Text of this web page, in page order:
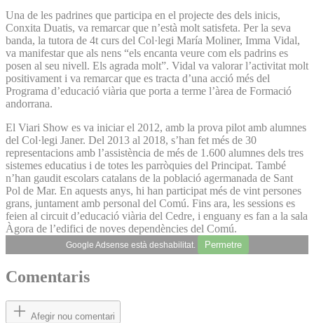
Una de les padrines que participa en el projecte des dels inicis,
Conxita Duatis, va remarcar que n’està molt satisfeta. Per la seva
banda, la tutora de 4t curs del Col·legi María Moliner, Imma Vidal,
va manifestar que als nens “els encanta veure com els padrins es
posen al seu nivell. Els agrada molt”. Vidal va valorar l’activitat molt
positivament i va remarcar que es tracta d’una acció més del
Programa d’educació viària que porta a terme l’àrea de Formació
andorrana.
El Viari Show es va iniciar el 2012, amb la prova pilot amb alumnes
del Col·legi Janer. Del 2013 al 2018, s’han fet més de 30
representacions amb l’assistència de més de 1.600 alumnes dels tres
sistemes educatius i de totes les parròquies del Principat. També
n’han gaudit escolars catalans de la població agermanada de Sant
Pol de Mar. En aquests anys, hi han participat més de vint persones
grans, juntament amb personal del Comú. Fins ara, les sessions es
feien al circuit d’educació viària del Cedre, i enguany es fan a la sala
Àgora de l’edifici de noves dependències del Comú.
Google Adsense està deshabilitat. Permetre
Comentaris
Afegir nou comentari